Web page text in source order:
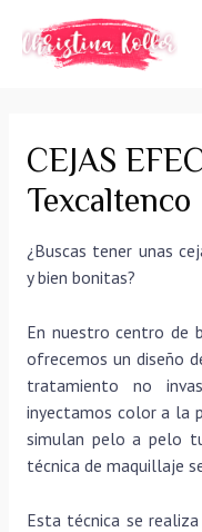
contenido
CEJAS
Texcaltenco
¿Buscas tener unas
y bien bonitas?
En nuestro centro de
ofrecemos un diseño
tratamiento no
inyectamos color a la
simulan pelo a pelo
técnica de maquillaje
Esta técnica se